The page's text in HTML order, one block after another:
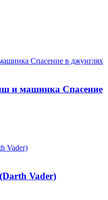
и машинка Спасение
Vader)